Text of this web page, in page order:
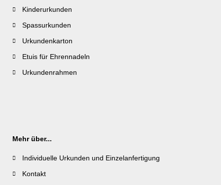
Kinderurkunden
Spassurkunden
Urkundenkarton
Etuis für Ehrennadeln
Urkundenrahmen
Mehr über...
Individuelle Urkunden und Einzelanfertigung
Kontakt